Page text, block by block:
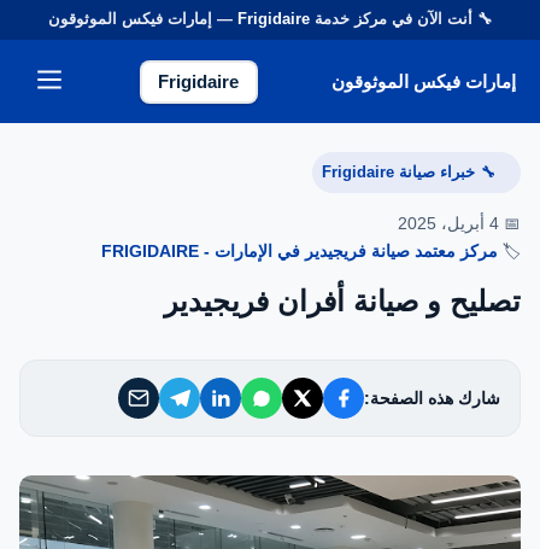
🔧 أنت الآن في مركز خدمةFrigidaire — إمارات فيكس الموثوقون
إمارات فيكس الموثوقون Frigidaire
إمارات فيكس الموثوقون
الأسئلة الشائعة
EN — English Version
🔧 خبراء صيانة Frigidaire
📅 4 أبريل، 2025
🏷️ مركز معتمد صيانة فريجيدير في الإمارات - FRIGIDAIRE
تصليح و صيانة أفران فريجيدير
شارك هذه الصفحة: